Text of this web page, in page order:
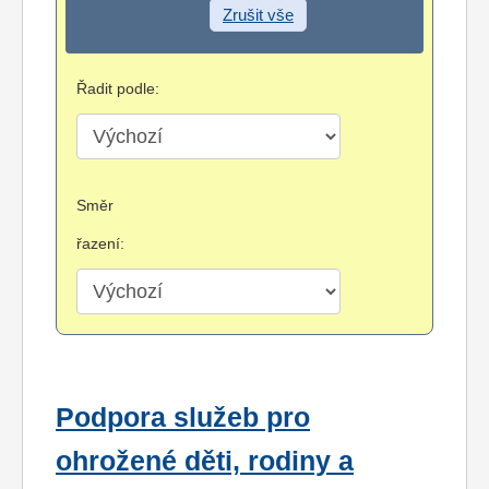
Zrušit vše
Řadit podle:
Směr
řazení:
Podpora služeb pro
ohrožené děti, rodiny a